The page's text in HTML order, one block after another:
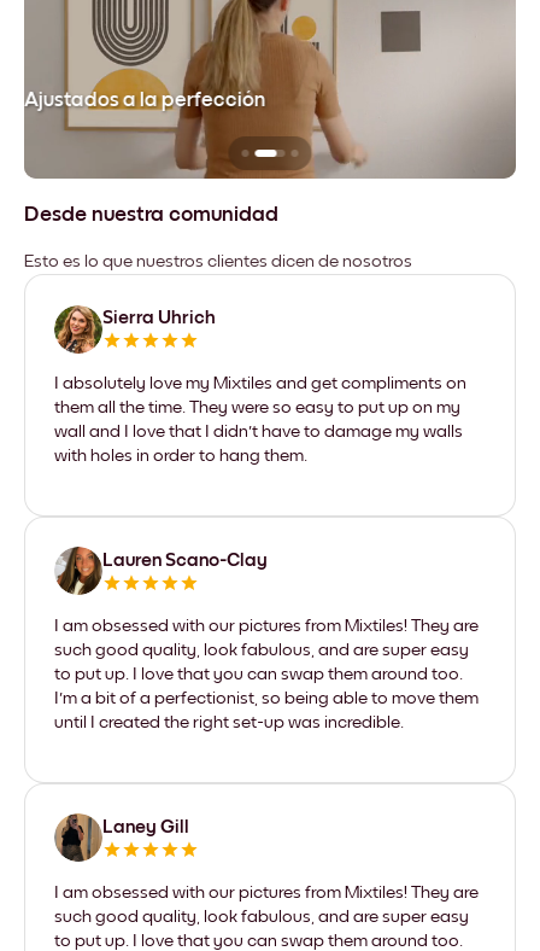
Ajustados a la perfección
Desde nuestra comunidad
Esto es lo que nuestros clientes dicen de nosotros
Sierra Uhrich
I absolutely love my Mixtiles and get compliments on
them all the time. They were so easy to put up on my
wall and I love that I didn't have to damage my walls
with holes in order to hang them.
Lauren Scano-Clay
I am obsessed with our pictures from Mixtiles! They are
such good quality, look fabulous, and are super easy
to put up. I love that you can swap them around too.
I'm a bit of a perfectionist, so being able to move them
until I created the right set-up was incredible.
Laney Gill
I am obsessed with our pictures from Mixtiles! They are
such good quality, look fabulous, and are super easy
to put up. I love that you can swap them around too.